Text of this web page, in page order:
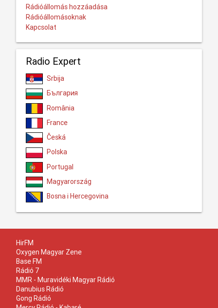
Rádióállomás hozzáadása
Rádióállomásoknak
Kapcsolat
Radio Expert
Srbija
България
România
France
Česká
Polska
Portugal
Magyarország
Bosna i Hercegovina
HirFM
Oxygen Magyar Zene
Base FM
Rádió 7
MMR - Muravidéki Magyar Rádió
Danubius Rádió
Gong Rádió